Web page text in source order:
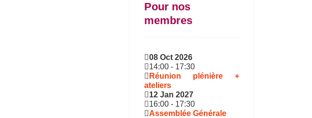
Pour nos
membres
08 Oct 2026
14:00 - 17:30
Réunion plénière +
ateliers
12 Jan 2027
16:00 - 17:30
Assemblée Générale